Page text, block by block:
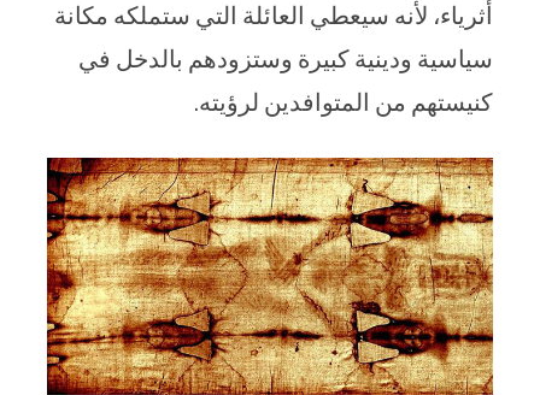
أثرياء، لأنه سيعطي العائلة التي ستملكه مكانة
سياسية ودينية كبيرة وستزودهم بالدخل في
كنيستهم من المتوافدين لرؤيته.